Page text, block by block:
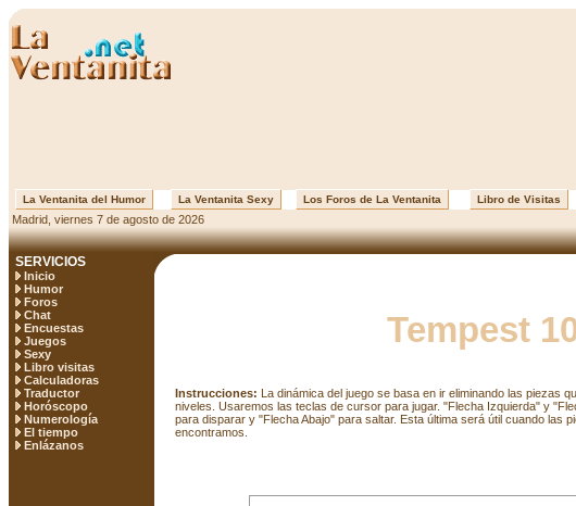
La Ventanita del Humor La Ventanita Sexy Los Foros de La Ventanita Libro de Visitas
Madrid, viernes 7 de agosto de 2026
SERVICIOS
Inicio
Humor
Foros
Chat
Encuestas
Juegos
Sexy
Libro visitas
Calculadoras
Traductor
Horóscopo
Numerología
El tiempo
Enlázanos
Tempest
Instrucciones: La dinámica del juego se basa en ir eliminando las piezas
niveles. Usaremos las teclas de cursor para jugar. "Flecha Izquierda" y
para disparar y "Flecha Abajo" para saltar. Esta última será útil cuando las
encontramos.